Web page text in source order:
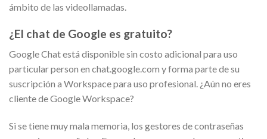
ámbito de las videollamadas.
¿El chat de Google es gratuito?
Google Chat está disponible sin costo adicional para uso
particular person en chat.google.com y forma parte de su
suscripción a Workspace para uso profesional. ¿Aún no eres
cliente de Google Workspace?
Si se tiene muy mala memoria, los gestores de contraseñas